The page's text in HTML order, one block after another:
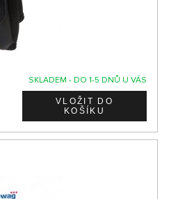
SKLADEM - DO 1-5 DNŮ U VÁS